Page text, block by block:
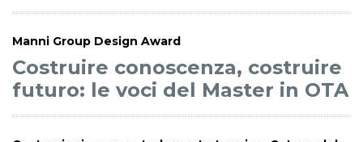
Manni Group Design Award
Costruire conoscenza, costruire
futuro: le voci del Master in OTA